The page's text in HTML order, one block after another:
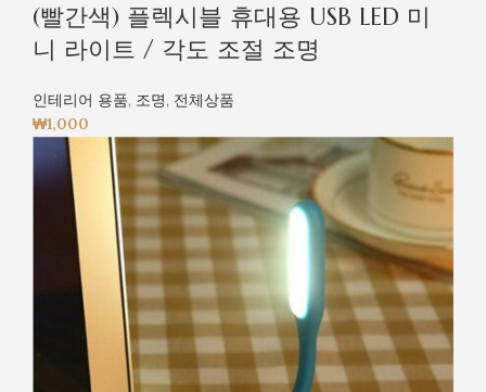
(빨간색) 플렉시블 휴대용 USB LED 미
니 라이트 / 각도 조절 조명
인테리어 용품, 조명, 전체상품
₩1,000